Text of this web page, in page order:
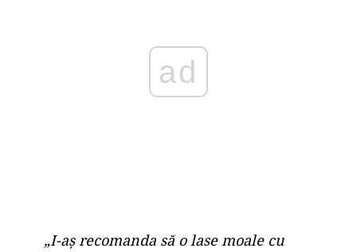
ad
„I-aș recomanda să o lase moale cu